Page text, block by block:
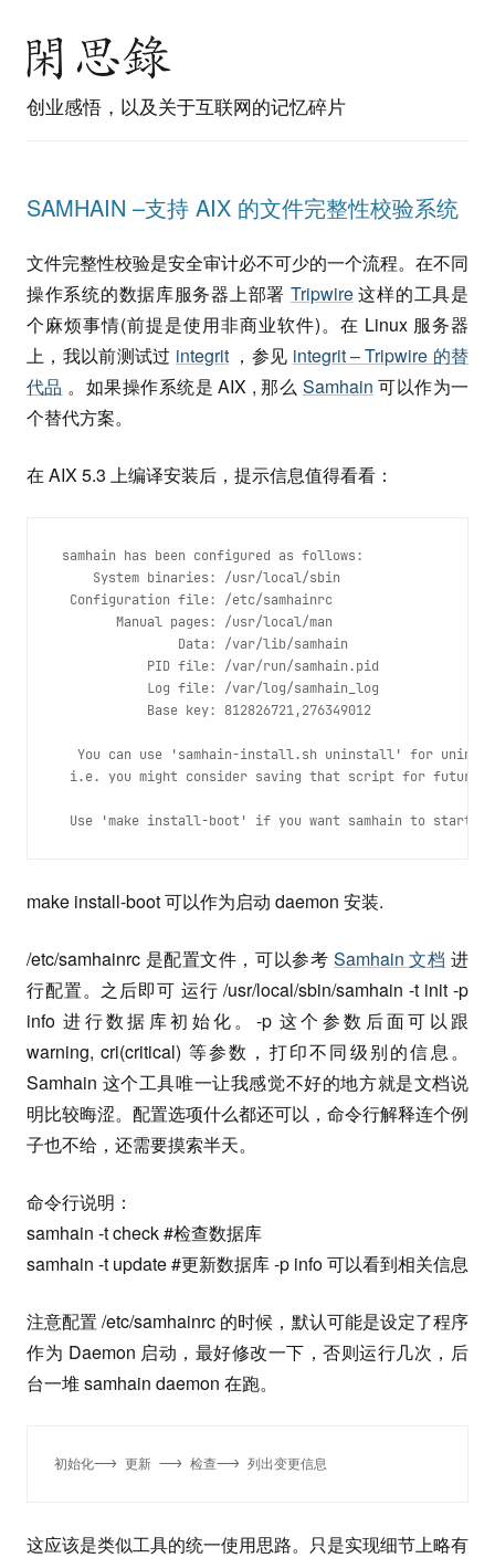
创业感悟，以及关于互联网的记忆碎片
SAMHAIN –支持 AIX 的文件完整性校验系统
文件完整性校验是安全审计必不可少的一个流程。在不同
操作系统的数据库服务器上部署 Tripwire这样的工具是
个麻烦事情(前提是使用非商业软件)。在 Linux 服务器
上，我以前测试过 integrit ，参见 integrit – Tripwire 的替
代品 。如果操作系统是 AIX , 那么 Samhain 可以作为一
个替代方案。
在 AIX 5.3 上编译安装后，提示信息值得看看：
samhain has been configured as follows:
     System binaries: /usr/local/sbin
  Configuration file: /etc/samhainrc
        Manual pages: /usr/local/man
                Data: /var/lib/samhain
            PID file: /var/run/samhain.pid
            Log file: /var/log/samhain_log
            Base key: 812826721,276349012
You can use 'samhain-install.sh uninstall' for
i.e. you might consider saving that script for future
Use 'make install-boot' if you want samhain to start
make install-boot 可以作为启动 daemon 安装.
/etc/samhainrc 是配置文件，可以参考 Samhain 文档 进
行配置。之后即可 运行 /usr/local/sbin/samhain -t init -p
info 进行数据库初始化。-p 这个参数后面可以跟
warning, cri(critical) 等参数，打印不同级别的信息。
Samhain 这个工具唯一让我感觉不好的地方就是文档说
明比较晦涩。配置选项什么都还可以，命令行解释连个例
子也不给，还需要摸索半天。
命令行说明：
samhain -t check #检查数据库
samhain -t update #更新数据库 -p info 可以看到相关信息
注意配置 /etc/samhainrc 的时候，默认可能是设定了程序
作为 Daemon 启动，最好修改一下，否则运行几次，后
台一堆 samhain daemon 在跑。
初始化--> 更新 --> 检查--> 列出变更信息
这应该是类似工具的统一使用思路。只是实现细节上略有